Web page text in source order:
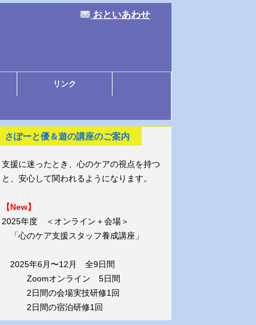
おといあわせ
リンク
さぽーと優＆遊の講座のご案内
支援に迷ったとき、心のケアの視点を持つ
と、安心して関われるようになります。
【New】
2025年度 ＜オンライン＋会場＞
「心のケア支援スタッフ養成講座」
2025年6月〜12月 全9日間
Zoomオンライン 5日間
2日間の会場実技研修1回
2日間の宿泊研修1回